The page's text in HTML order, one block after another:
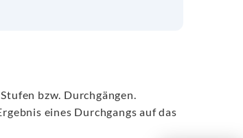
bzw. Durchgängen.
eines Durchgangs auf das